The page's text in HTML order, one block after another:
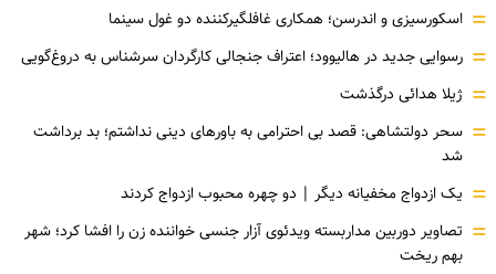
= اسکورسیزی و اندرسن؛ همکاری غافلگیرکننده دو غول سینما
= رسوایی جدید در هالیوود؛ اعتراف جنجالی کارگردان سرشناس به دروغ‌گویی
= ژیلا هدائی درگذشت
= سحر دولتشاهی: قصد بی احترامی به باورهای دینی نداشتم؛ بد برداشت
شد
= یک ازدواج مخفیانه دیگر | دو چهره محبوب ازدواج کردند
= تصاویر دوربین مداربسته ویدئوی آزار جنسی خواننده زن را افشا کرد؛ شهر
بهم ریخت